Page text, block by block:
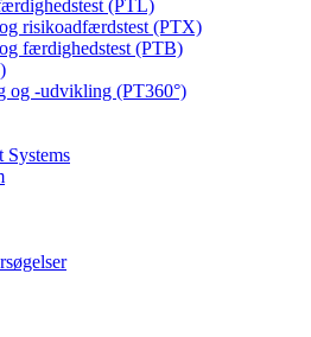
(PTL)
risikoadfærdstest (PTX)
færdighedstest (PTB)
og -udvikling (PT360°)
Systems